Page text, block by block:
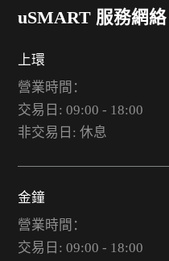
uSMART 服務網絡
上環
營業時間：
交易日: 09:00 - 18:00
非交易日: 休息
金鐘
營業時間：
交易日: 09:00 - 18:00